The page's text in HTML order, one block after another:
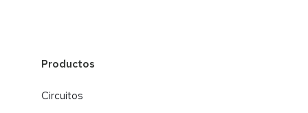
Productos
Circuitos